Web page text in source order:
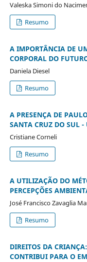
Valeska Simoni do
Resumo
A IMPORTÂNCIA DE
CORPORAL DO
Daniela Diesel
Resumo
A PRESENÇA DE
SANTA CRUZ DO SUL -
Cristiane Corneli
Resumo
A UTILIZAÇÃO DO
PERCEPÇÕES
José Francisco Zavaglia
Resumo
DIREITOS DA
CONTRIBUI PARA O